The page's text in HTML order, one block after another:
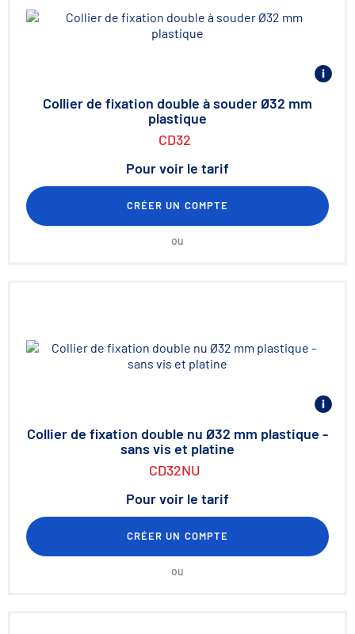
Collier de fixation double à souder Ø32 mm
plastique
CD32
Pour voir le tarif
CRÉER UN COMPTE
ou
Collier de fixation double nu Ø32 mm plastique -
sans vis et platine
CD32NU
Pour voir le tarif
CRÉER UN COMPTE
ou